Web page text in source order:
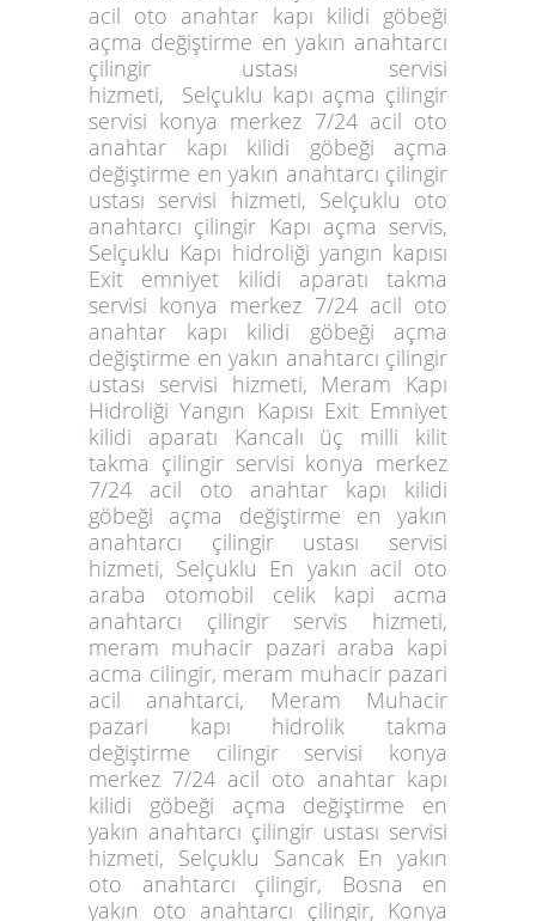
acil oto anahtar kapı kilidi göbeği
açma değiştirme en yakın anahtarcı
çilingir ustası servisi
hizmeti, Selçuklu kapı açma çilingir
servisi konya merkez 7/24 acil oto
anahtar kapı kilidi göbeği açma
değiştirme en yakın anahtarcı çilingir
ustası servisi hizmeti, Selçuklu oto
anahtarcı çilingir Kapı açma servis,
Selçuklu Kapı hidroliği yangın kapısı
Exit emniyet kilidi aparatı takma
servisi konya merkez 7/24 acil oto
anahtar kapı kilidi göbeği açma
değiştirme en yakın anahtarcı çilingir
ustası servisi hizmeti, Meram Kapı
Hidroliği Yangın Kapısı Exit Emniyet
kilidi aparatı Kancalı üç milli kilit
takma çilingir servisi konya merkez
7/24 acil oto anahtar kapı kilidi
göbeği açma değiştirme en yakın
anahtarcı çilingir ustası servisi
hizmeti, Selçuklu En yakın acil oto
araba otomobil celik kapi acma
anahtarcı çilingir servis hizmeti,
meram muhacir pazari araba kapi
acma cilingir, meram muhacir pazari
acil anahtarci, Meram Muhacir
pazari kapı hidrolik takma
değiştirme cilingir servisi konya
merkez 7/24 acil oto anahtar kapı
kilidi göbeği açma değiştirme en
yakın anahtarcı çilingir ustası servisi
hizmeti, Selçuklu Sancak En yakın
oto anahtarcı çilingir, Bosna en
yakın oto anahtarcı çilingir, Konya